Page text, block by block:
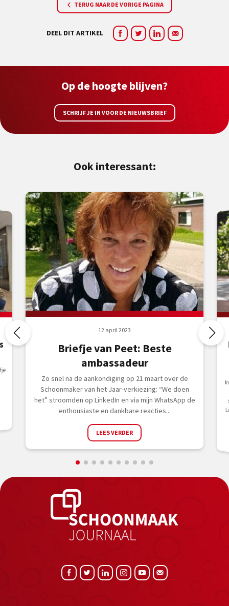
TERUG NAAR DE VORIGE PAGINA
DEEL DIT ARTIKEL
Op de hoogte blijven?
SCHRIJF JE IN VOOR DE NIEUWSBRIEF
Ook interessant:
12 april 2023
Briefje van Peet: Beste
ambassadeur
Zo snel na de aankondiging op 21 maart over de
Schoonmaker van het Jaar-verkiezing: “We doen
het” stroomden op LinkedIn en via mijn WhatsApp de
enthousiaste en dankbare reacties...
LEES VERDER